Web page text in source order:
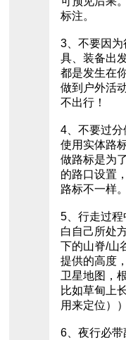
标注。
3、不要因
具、装备出
都是发生在
做到户外活
不出行！
4、不要过分
使用实体路
做路标是为
的路口设置
路标不一样。
5、行走过程
白自己所处
下的山脊/山
提供的高度
卫星地图，
比如草甸上
用来定位））
6、夜行必